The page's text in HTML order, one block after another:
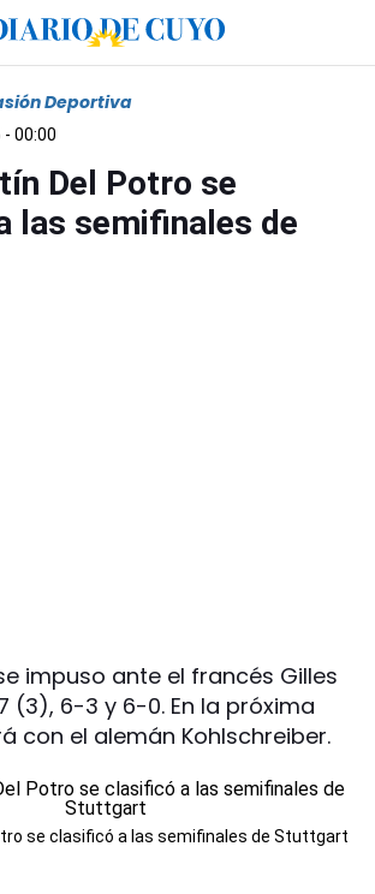
Deportiva
- 00:00
Del Potro se
las semifinales de
impuso ante el francés Gilles
(3), 6-3 y 6-0. En la próxima
con el alemán Kohlschreiber.
se clasificó a las semifinales de Stuttgart